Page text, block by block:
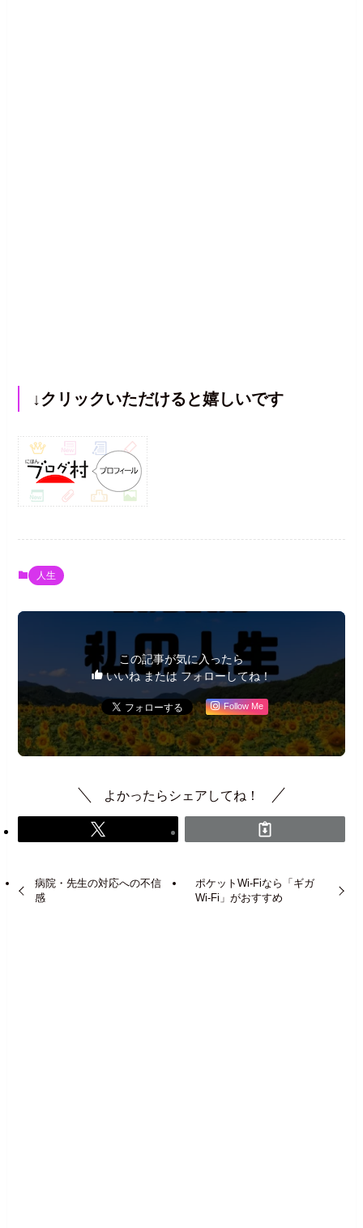
↓クリックいただけると嬉しいです
人生
この記事が気に入ったら
いいね または フォローしてね！
Follow Me
よかったらシェアしてね！
病院・先生の対応への不信
感
ポケットWi-Fiなら「ギガ
Wi-Fi」がおすすめ